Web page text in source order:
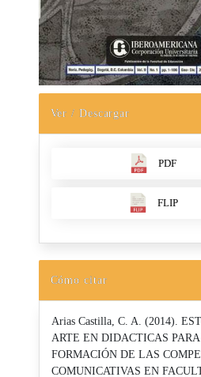
Ver / Descargar
PDF
FLIP
Cómo citar
Arias Castilla, C. A. (2014).
ARTE EN DIDACTICAS
FORMACIÓN DE LAS
COMUNICATIVAS EN